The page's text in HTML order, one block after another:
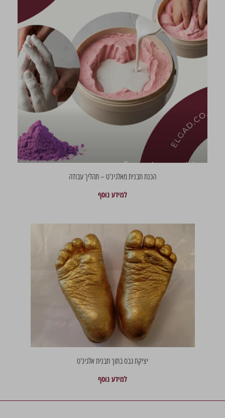
הכנת תבנית מאלגינ'ט – תהליך עבודה
למידע נוסף
יציקת גבס בתוך תבנית אלגינ'ט
למידע נוסף